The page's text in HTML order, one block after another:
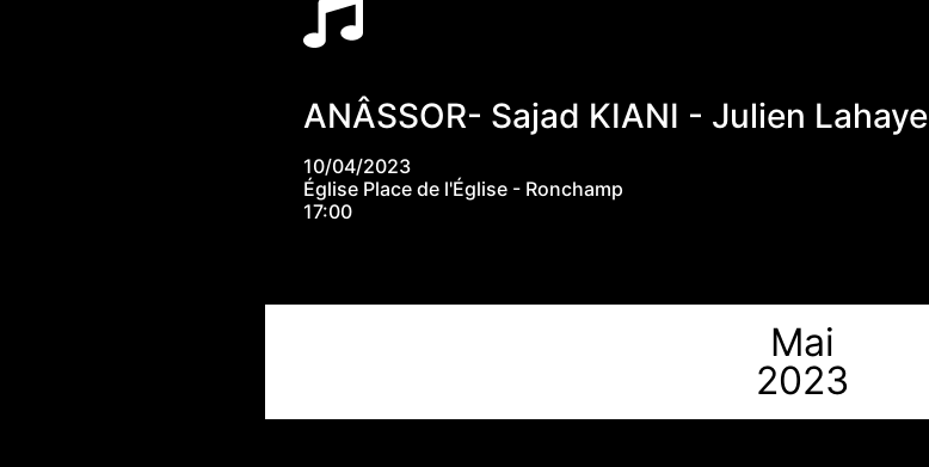
ANÂSSOR- Sajad KIANI - Julien Lahaye
10/04/2023
Église Place de l'Église - Ronchamp
17:00
Mai
2023